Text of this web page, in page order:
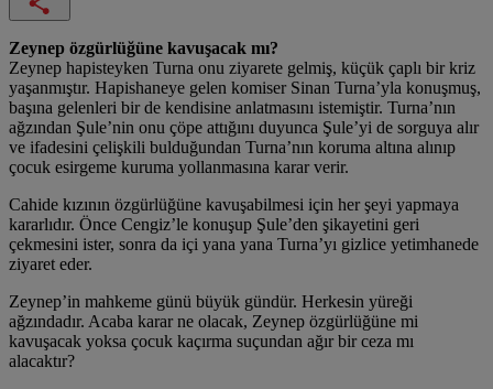
Zeynep özgürlüğüne kavuşacak mı?
Zeynep hapisteyken Turna onu ziyarete gelmiş, küçük çaplı bir kriz
yaşanmıştır. Hapishaneye gelen komiser Sinan Turna’yla konuşmuş,
başına gelenleri bir de kendisine anlatmasını istemiştir. Turna’nın
ağzından Şule’nin onu çöpe attığını duyunca Şule’yi de sorguya alır
ve ifadesini çelişkili bulduğundan Turna’nın koruma altına alınıp
çocuk esirgeme kuruma yollanmasına karar verir.
Cahide kızının özgürlüğüne kavuşabilmesi için her şeyi yapmaya
kararlıdır. Önce Cengiz’le konuşup Şule’den şikayetini geri
çekmesini ister, sonra da içi yana yana Turna’yı gizlice yetimhanede
ziyaret eder.
Zeynep’in mahkeme günü büyük gündür. Herkesin yüreği
ağzındadır. Acaba karar ne olacak, Zeynep özgürlüğüne mi
kavuşacak yoksa çocuk kaçırma suçundan ağır bir ceza mı
alacaktır?